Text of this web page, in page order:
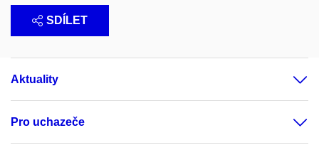
SDÍLET
Aktuality
Pro uchazeče